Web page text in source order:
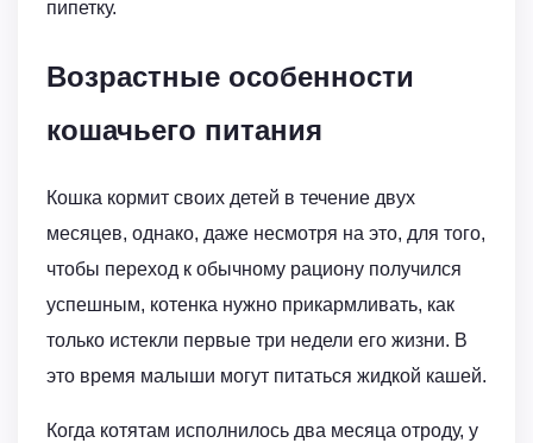
пипетку.
Возрастные особенности
кошачьего питания
Кошка кормит своих детей в течение двух
месяцев, однако, даже несмотря на это, для того,
чтобы переход к обычному рациону получился
успешным, котенка нужно прикармливать, как
только истекли первые три недели его жизни. В
это время малыши могут питаться жидкой кашей.
Когда котятам исполнилось два месяца отроду, у